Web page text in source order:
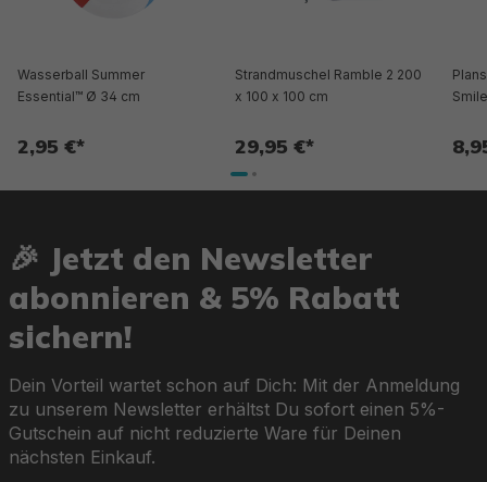
Wasserball Summer
Essential™ Ø 34 cm
2,95 €*
Strandmuschel Ramble 2 200
x 100 x 100 cm
29,95 €*
🎉 Jetzt den Newsletter
abonnieren & 5% Rabatt
sichern!
Dein Vorteil wartet schon auf Dich: Mit der Anmeldung
zu unserem Newsletter erhältst Du sofort einen 5%-
Gutschein auf nicht reduzierte Ware für Deinen
nächsten Einkauf.